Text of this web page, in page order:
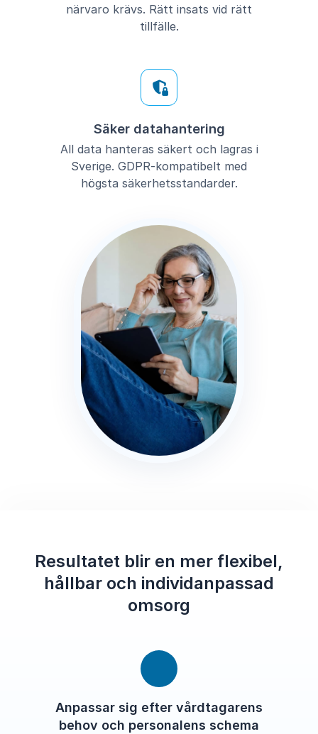
närvaro krävs. Rätt insats vid rätt
tillfälle.
Säker datahantering
All data hanteras säkert och lagras i
Sverige. GDPR-kompatibelt med
högsta säkerhetsstandarder.
Resultatet blir en mer flexibel,
hållbar och individanpassad
omsorg
Anpassar sig efter vårdtagarens
behov och personalens schema